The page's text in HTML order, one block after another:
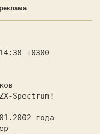
+0300
Spectrum!
года